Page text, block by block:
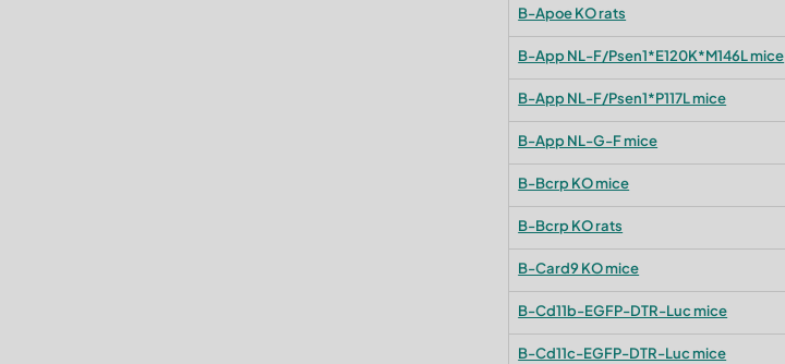
B-Apoe KO rats
B-App NL-F/Psen1*E120K*M146L mice
B-App NL-F/Psen1*P117L mice
B-App NL-G-F mice
B-Bcrp KO mice
B-Bcrp KO rats
B-Card9 KO mice
B-Cd11b-EGFP-DTR-Luc mice
B-Cd11c-EGFP-DTR-Luc mice